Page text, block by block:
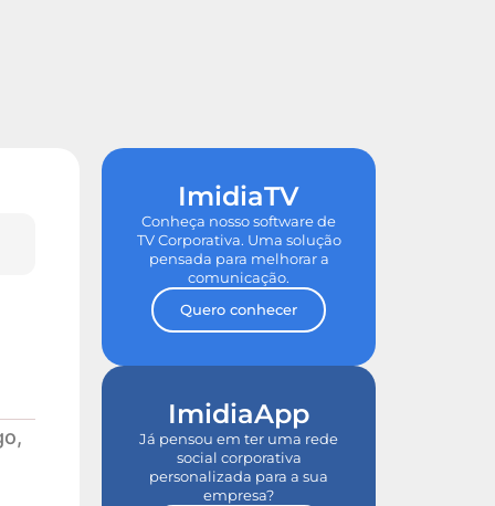
ImidiaTV
Conheça nosso software de
TV Corporativa. Uma solução
pensada para melhorar a
comunicação.
Quero conhecer
ImidiaApp
Já pensou em ter uma rede
social corporativa
personalizada para a sua
empresa?